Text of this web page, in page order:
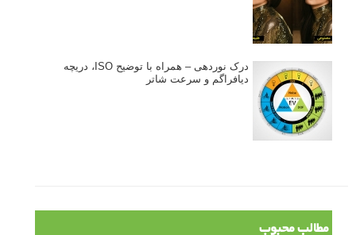
درک نوردهی – همراه با توضیح ISO، دریچه
دیافراگم و سرعت شاتر
مطالب محبوب